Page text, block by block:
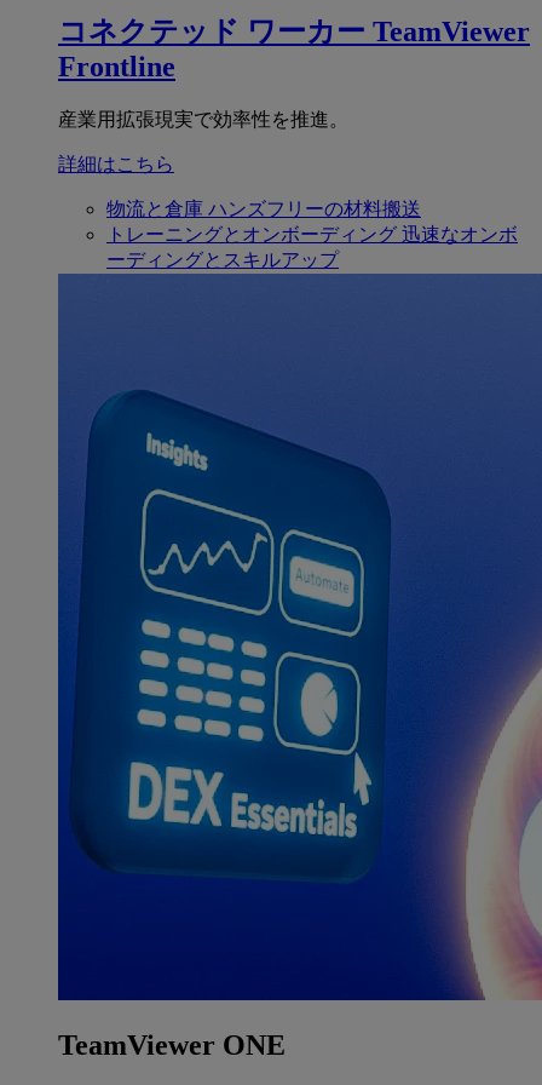
コネクテッド ワーカー TeamViewer
Frontline
産業用拡張現実で効率性を推進。
詳細はこちら
物流と倉庫 ハンズフリーの材料搬送
トレーニングとオンボーディング 迅速なオンボ
ーディングとスキルアップ
TeamViewer ONE